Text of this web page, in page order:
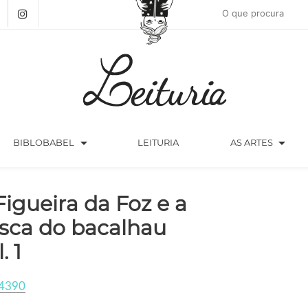
BIBLOBABEL arrow_drop_down LEITURIA AS ARTES arrow_drop_down
da Foz e a
do bacalhau
1